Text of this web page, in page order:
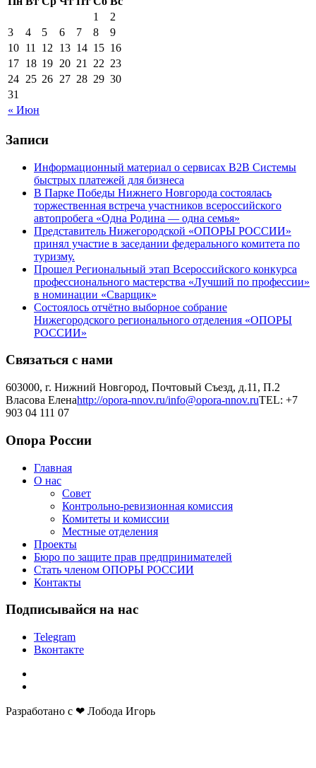
« Июн
1
2
3
4 5 6 7 8
9
10 11 12 13 14 15 16
17 18 19 20 21 22 23
24 25 26 27 28 29 30
31
Записи
Информационный материал о сервисах В2В Системы
быстрых платежей для бизнеса
В Парке Победы Нижнего Новгорода состоялась
торжественная встреча участников всероссийского
автопробега «Одна Родина — одна семья»
Представитель Нижегородской «ОПОРЫ РОССИИ»
принял участие в заседании федерального комитета по
туризму.
Прошел Региональный этап Всероссийского конкурса
профессионального мастерства «Лучший по профессии»
в номинации «Сварщик»
Состоялось отчётно выборное собрание
Нижегородского регионального отделения «ОПОРЫ
РОССИИ»
Связаться с нами
603000, г. Нижний Новгород, Почтовый Съезд, д.11, П.2
Власова Еленаhttp://opora-nnov.ru/info@opora-nnov.ruTEL: +7
903 04 111 07
Опора России
Главная
О нас
Совет
Контрольно-ревизионная комиссия
Комитеты и комиссии
Местные отделения
Проекты
Бюро по защите прав предпринимателей
Стать членом ОПОРЫ РОССИИ
Контакты
Подписывайся на нас
Telegram
Вконтакте
Разработано с ❤ Лобода Игорь